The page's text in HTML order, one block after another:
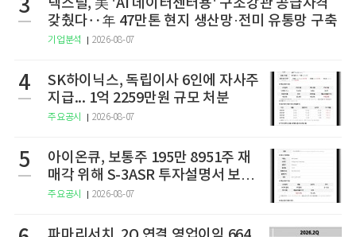
3
넥스틸, 美 'AI 데이터센터용' 구조강관 공급자격
갖췄다‥年 47만톤 현지 생산망·전미 유통망 구축
기업분석 2026-08-07
4
SK하이닉스, 독립이사 6인에 자사주
지급... 1억 2259만원 규모 처분
주요공시 2026-08-07
5
아이온큐, 보통주 195만 8951주 재
매각 위해 S-3ASR 투자설명서 보충
서 제출
주요공시 2026-08-07